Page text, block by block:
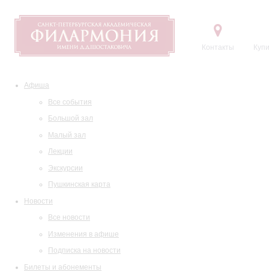
Контакты
Афиша
Все события
Большой зал
Малый зал
Лекции
Экскурсии
Пушкинская карта
Новости
Все новости
Изменения в афише
Подписка на новости
Билеты и абонементы